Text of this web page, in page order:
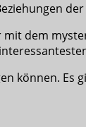
dem
können.